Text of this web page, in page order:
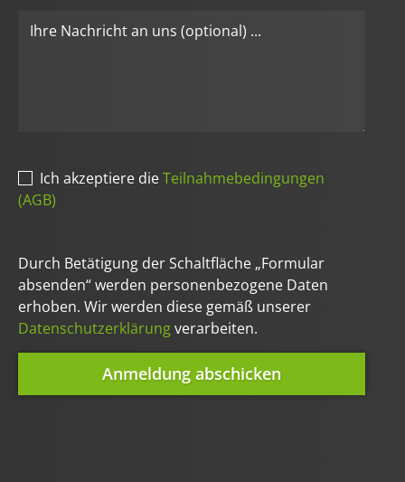
Ich akzeptiere dieTeilnahmebedingungen
(AGB)
Durch Betätigung der Schaltfläche „Formular
absenden“ werden personenbezogene Daten
erhoben. Wir werden diese gemäß unserer
Datenschutzerklärungverarbeiten.